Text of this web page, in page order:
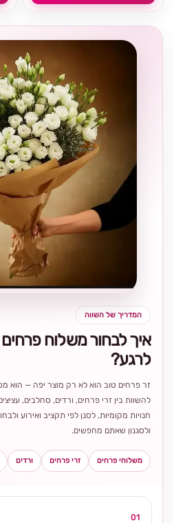
המדריך של השווה
איך לבחור משלוח
לרגע?
זר פרחים טוב הוא לא רק מוצר יפה — הוא
להשוות בין זרי פרחים, ורדים, סחלבים,
חנויות מקומיות, לסנן לפי תקציב ואירוע
ולסגנון שאתם מחפשים.
משלוחי פרחים זרי פרחים ורדים
01